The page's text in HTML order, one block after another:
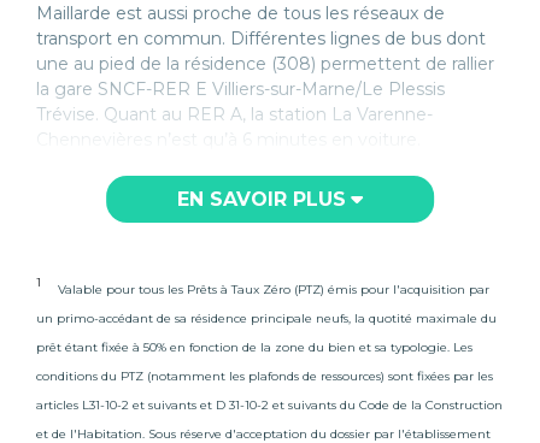
Maillarde est aussi proche de tous les réseaux de
transport en commun. Différentes lignes de bus dont
une au pied de la résidence (308) permettent de rallier
la gare SNCF-RER E Villiers-sur-Marne/Le Plessis
Trévise. Quant au RER A, la station La Varenne-
Chennevières n’est qu’à 6 minutes en voiture.
EN SAVOIR PLUS
1
Valable pour tous les Prêts à Taux Zéro (PTZ) émis pour l'acquisition par
un primo-accédant de sa résidence principale neufs, la quotité maximale du
prêt étant fixée à 50% en fonction de la zone du bien et sa typologie. Les
conditions du PTZ (notamment les plafonds de ressources) sont fixées par les
articles L31-10-2 et suivants et D 31-10-2 et suivants du Code de la Construction
et de l'Habitation. Sous réserve d'acceptation du dossier par l'établissement